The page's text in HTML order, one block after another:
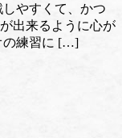
やすくて、かつ
出来るように心が
の練習に […]